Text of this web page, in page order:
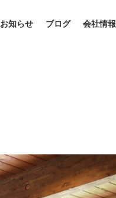
お知らせ ブログ 会社情報